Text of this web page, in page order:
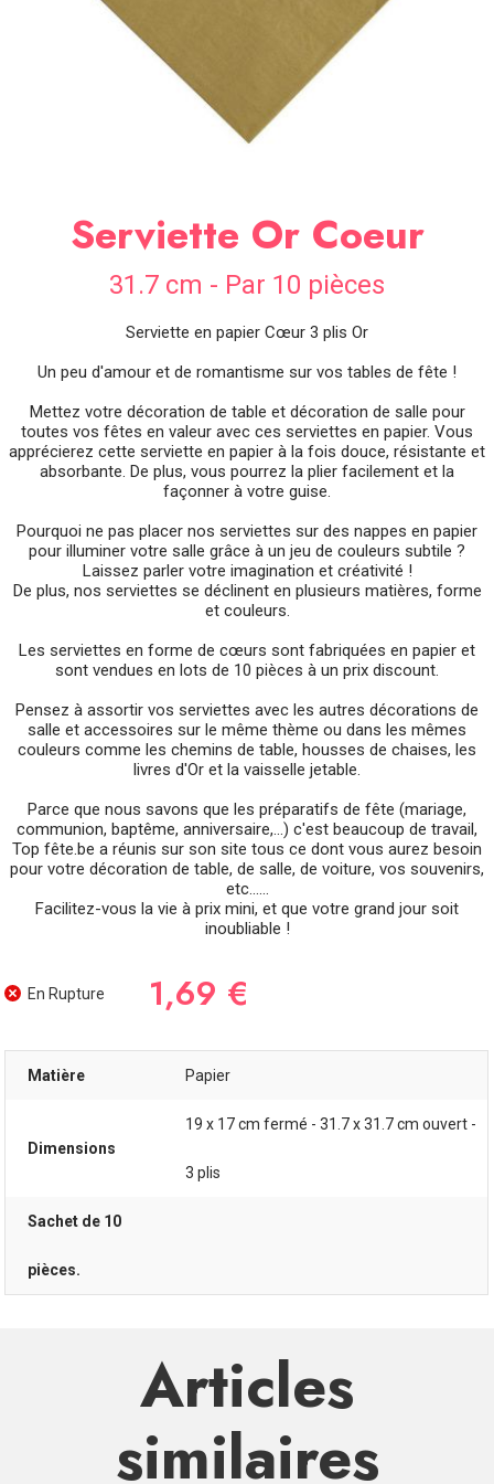
CONTACTServiette Or Coeur
31.7 cm - Par 10 pièces
Serviette en papier Cœur 3 plis Or
Un peu d'amour et de romantisme sur vos tables de fête !
Mettez votre décoration de table et décoration de salle pour
toutes vos fêtes en valeur avec ces serviettes en papier. Vous
apprécierez cette serviette en papier à la fois douce, résistante et
absorbante. De plus, vous pourrez la plier facilement et la
façonner à votre guise.
Pourquoi ne pas placer nos serviettes sur des nappes en papier
pour illuminer votre salle grâce à un jeu de couleurs subtile ?
Laissez parler votre imagination et créativité !
De plus, nos serviettes se déclinent en plusieurs matières, forme
et couleurs.
Les serviettes en forme de cœurs sont fabriquées en papier et
sont vendues en lots de 10 pièces à un prix discount.
Pensez à assortir vos serviettes avec les autres décorations de
salle et accessoires sur le même thème ou dans les mêmes
couleurs comme les chemins de table, housses de chaises, les
livres d'Or et la vaisselle jetable.
Parce que nous savons que les préparatifs de fête (mariage,
communion, baptême, anniversaire,...) c'est beaucoup de travail,
Top fête.be a réunis sur son site tous ce dont vous aurez besoin
pour votre décoration de table, de salle, de voiture, vos souvenirs,
etc......
Facilitez-vous la vie à prix mini, et que votre grand jour soit
inoubliable !
En Rupture 1,69 €
Matière Papier
Dimensions
19 x 17 cm fermé - 31.7 x 31.7 cm ouvert -
3 plis
Sachet de 10
pièces.
Articles
similaires